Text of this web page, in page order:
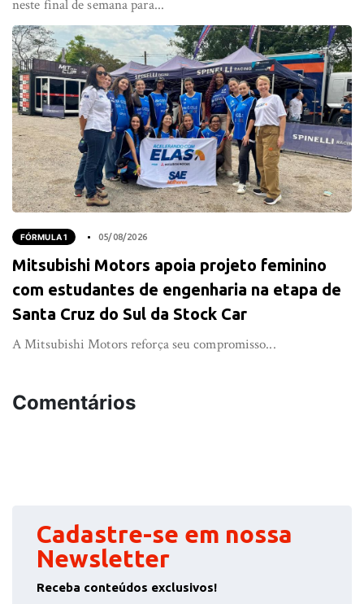
neste final de semana para...
FÓRMULA 1 05/08/2026
Mitsubishi Motors apoia projeto feminino
com estudantes de engenharia na etapa de
Santa Cruz do Sul da Stock Car
A Mitsubishi Motors reforça seu compromisso...
Comentários
Cadastre-se em nossa
Newsletter
Receba conteúdos exclusivos!